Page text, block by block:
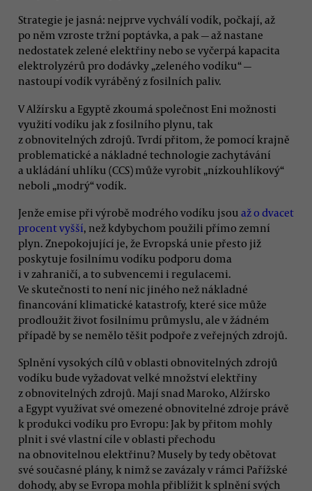
Strategie je jasná: nejprve vychválí vodík, počkají, až
po něm vzroste tržní poptávka, a pak — až nastane
nedostatek zelené elektřiny nebo se vyčerpá kapacita
elektrolyzérů pro dodávky „zeleného vodíku“ —
nastoupí vodík vyráběný z fosilních paliv.
V Alžírsku a Egyptě zkoumá společnost Eni možnosti
využití vodíku jak z fosilního plynu, tak
z obnovitelných zdrojů. Tvrdí přitom, že pomocí krajně
problematické a nákladné technologie zachytávání
a ukládání uhlíku (CCS) může vyrobit „nízkouhlíkový“
neboli „modrý“ vodík.
Jenže emise při výrobě modrého vodíku jsou až o dvacet
procent vyšší, než kdybychom použili přímo zemní
plyn. Znepokojující je, že Evropská unie přesto již
poskytuje fosilnímu vodíku podporu doma
i v zahraničí, a to subvencemi i regulacemi.
Ve skutečnosti to není nic jiného než nákladné
financování klimatické katastrofy, které sice může
prodloužit život fosilnímu průmyslu, ale v žádném
případě by se nemělo těšit podpoře z veřejných zdrojů.
Splnění vysokých cílů v oblasti obnovitelných zdrojů
vodíku bude vyžadovat velké množství elektřiny
z obnovitelných zdrojů. Mají snad Maroko, Alžírsko
a Egypt využívat své omezené obnovitelné zdroje právě
k produkci vodíku pro Evropu: Jak by přitom mohly
plnit i své vlastní cíle v oblasti přechodu
na obnovitelnou elektřinu? Musely by tedy obětovat
své současné plány, k nimž se zavázaly v rámci Pařížské
dohody, aby se Evropa mohla přiblížit k splnění svých